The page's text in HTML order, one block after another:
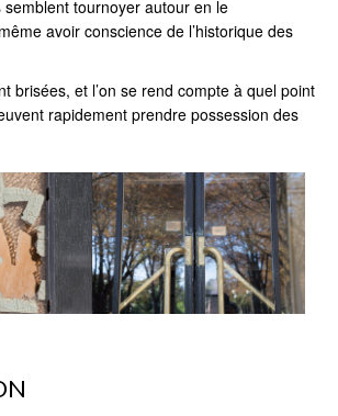
tournoyer autour en le
avoir conscience de l’historique des
brisées, et l’on se rend compte à quel point
rapidement prendre possession des